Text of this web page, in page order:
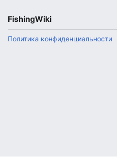
FishingWiki
Политика конфиденциальности